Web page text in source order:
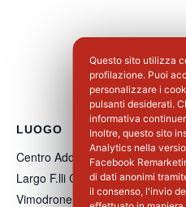
LUOGO
Centro Addestramento
Largo F.lli Cervi, 8
Vimodrone
MI 20900 Italia +
Questo sito utilizza
profilazione. Puoi
personalizzare i
pulsanti desiderati.
informativa
Inoltre, questo sito
Analytics nella
Facebook
di dati anonimi
il consenso, l'invio